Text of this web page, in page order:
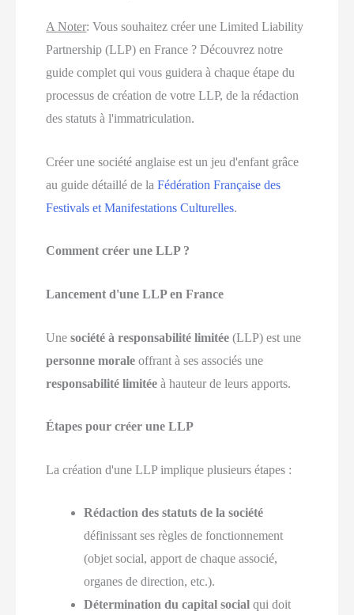
A Noter:Vous souhaitez créer une Limited Liability
Partnership (LLP) en France ? Découvrez notre
guide complet qui vous guidera à chaque étape du
processus de création de votre LLP, de la rédaction
des statuts à l'immatriculation.
Créer une société anglaise est un jeu d'enfant grâce
au guide détaillé de laFédération Française des
Festivals et Manifestations Culturelles.
Comment créer une LLP ?
Lancement d'une LLP en France
Unesociété à responsabilité limitée (LLP) est une
personne morale offrant à ses associés une
responsabilité limitée à hauteur de leurs apports.
Étapes pour créer une LLP
La création d'une LLP implique plusieurs étapes :
Rédaction des statuts de la société
définissant ses règles de fonctionnement
(objet social, apport de chaque associé,
organes de direction, etc.).
Détermination du capital social qui doit